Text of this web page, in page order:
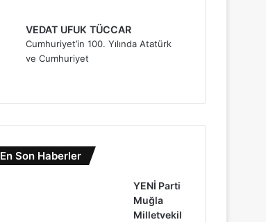
VEDAT UFUK TÜCCAR
Cumhuriyet’in 100. Yılında Atatürk
ve Cumhuriyet
En Son Haberler
YENİ Parti
Muğla
Milletvekil